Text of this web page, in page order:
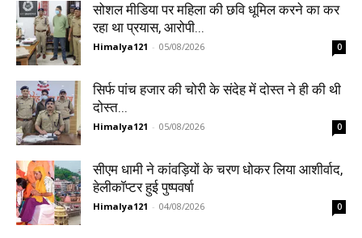
सोशल मीडिया पर महिला की छवि धूमिल करने का कर
रहा था प्रयास, आरोपी...
Himalya121 - 05/08/2026 0
सिर्फ पांच हजार की चोरी के संदेह में दोस्त ने ही की थी
दोस्त...
Himalya121 - 05/08/2026 0
सीएम धामी ने कांवड़ियों के चरण धोकर लिया आशीर्वाद,
हेलीकॉप्टर हुई पुष्पवर्षा
Himalya121 - 04/08/2026 0